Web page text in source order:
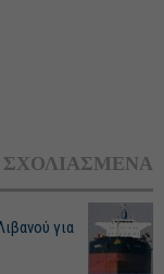
ΣΧΟΛΙΑΣΜΕΝΑ
για